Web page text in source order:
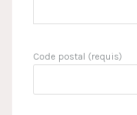
Code postal (requis)